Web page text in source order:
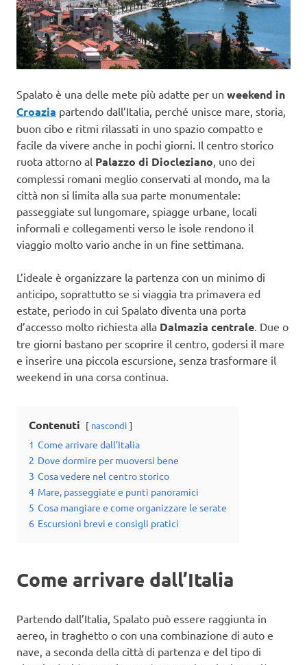
Spalato è una delle mete più adatte per un weekend in
Croazia partendo dall’Italia, perché unisce mare, storia,
buon cibo e ritmi rilassati in uno spazio compatto e
facile da vivere anche in pochi giorni. Il centro storico
ruota attorno al Palazzo di Diocleziano, uno dei
complessi romani meglio conservati al mondo, ma la
città non si limita alla sua parte monumentale:
passeggiate sul lungomare, spiagge urbane, locali
informali e collegamenti verso le isole rendono il
viaggio molto vario anche in un fine settimana.
L’ideale è organizzare la partenza con un minimo di
anticipo, soprattutto se si viaggia tra primavera ed
estate, periodo in cui Spalato diventa una porta
d’accesso molto richiesta alla Dalmazia centrale. Due o
tre giorni bastano per scoprire il centro, godersi il mare
e inserire una piccola escursione, senza trasformare il
weekend in una corsa continua.
Contenuti nascondi
1 Come arrivare dall’Italia
2 Dove dormire per muoversi bene
3 Cosa vedere nel centro storico
4 Mare, passeggiate e punti panoramici
5 Cosa mangiare e come organizzare le serate
6 Escursioni brevi e consigli pratici
Come arrivare dall’Italia
Partendo dall’Italia, Spalato può essere raggiunta in
aereo, in traghetto o con una combinazione di auto e
nave, a seconda della città di partenza e del tipo di